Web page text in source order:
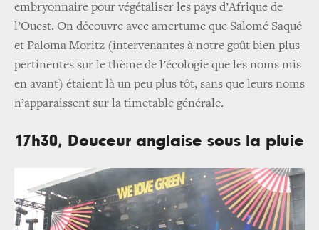
embryonnaire pour végétaliser les pays d’Afrique de
l’Ouest. On découvre avec amertume que Salomé Saqué
et Paloma Moritz (intervenantes à notre goût bien plus
pertinentes sur le thème de l’écologie que les noms mis
en avant) étaient là un peu plus tôt, sans que leurs noms
n’apparaissent sur la timetable générale.
17h30, Douceur anglaise sous la pluie